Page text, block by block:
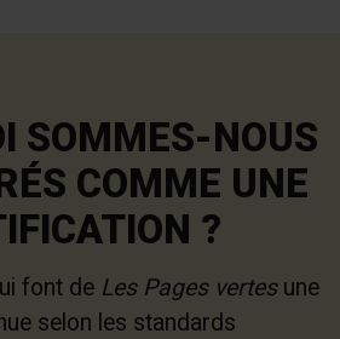
SOMMES-NOUS
COMME UNE
?
font de Les Pages vertesune
selon les standards